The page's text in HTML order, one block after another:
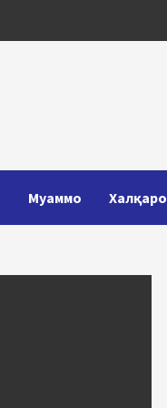
Муаммо Халқаро